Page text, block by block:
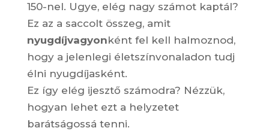
150-nel. Ugye, elég nagy számot kaptál?
Ez az a saccolt összeg, amit
nyugdíjvagyonként fel kell halmoznod,
hogy a jelenlegi életszínvonaladon tudj
élni nyugdíjasként.
Ez így elég ijesztő számodra? Nézzük,
hogyan lehet ezt a helyzetet
barátságossá tenni.